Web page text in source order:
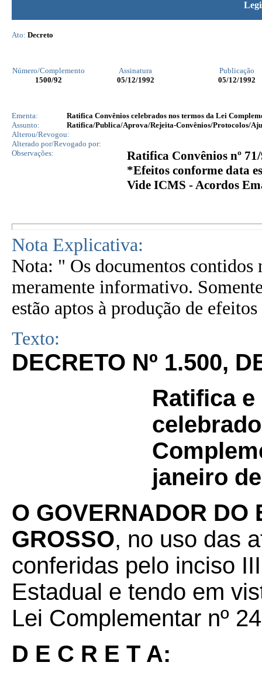
Ato: Decreto
Número/Complemento Assinatura
Publicação
1500/92 05/12/1992 05/12/1992
Ementa:
Ratifica Convênios celebrados nos termos da Lei
Assunto:
Ratifica/Publica/Aprova/Rejeita-Convênios/Protocolos/
Alterou/Revogou:
Alterado por/Revogado por:
Observações:
Ratifica Convênios nº
*Efeitos conforme data
Vide ICMS - Acordos
Nota Explicativa:
Nota: " Os documentos contidos
meramente informativo.
estão aptos à produção de
Texto:
DECRETO Nº 1.500,
Ratifica
janeiro
O GOVERNADOR DO
GROSSO, no uso das
conferidas pelo inciso
Estadual e tendo em
Lei Complementar nº
D E C R E T A: